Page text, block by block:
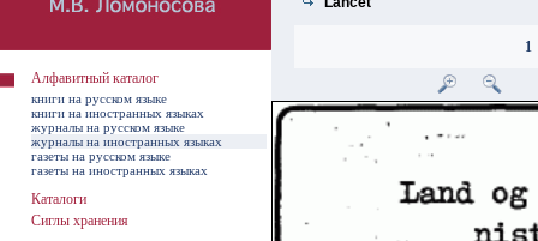
1
Алфавитный каталог
книги на русском языке
книги на иностранных языках
журналы на русском языке
журналы на иностранных языках
газеты на русском языке
газеты на иностранных языках
Каталоги
Сиглы хранения